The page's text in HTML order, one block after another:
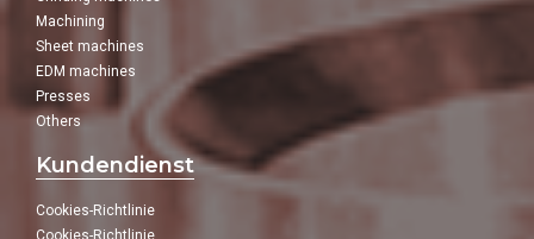
Machining
Sheet machines
EDM machines
Presses
Others
Kundendienst
Cookies-Richtlinie